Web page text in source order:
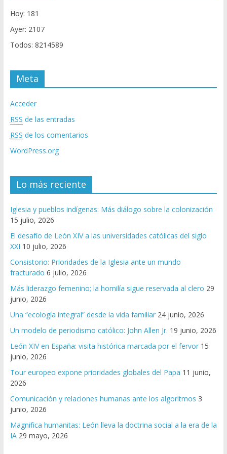
Hoy: 181
Ayer: 2107
Todos: 8214589
Meta
Acceder
RSS de las entradas
RSS de los comentarios
WordPress.org
Lo más reciente
Iglesia y pueblos indígenas: Más diálogo sobre la colonización
15 julio, 2026
El desafío de León XIV a las universidades católicas del siglo
XXI 10 julio, 2026
Consistorio: Prioridades de la Iglesia ante un mundo
fracturado 6 julio, 2026
Más liderazgo femenino; la homilía sigue reservada al clero 29
junio, 2026
Una “ecología integral” desde la vida familiar 24 junio, 2026
Un modelo de periodismo católico: John Allen Jr. 19 junio, 2026
León XIV en España: visita histórica marcada por el fervor 15
junio, 2026
Tour europeo expone prioridades globales del Papa 11 junio,
2026
Comunicación y relaciones humanas ante los algoritmos 3
junio, 2026
Magnifica humanitas: León lleva la doctrina social a la era de la
IA 29 mayo, 2026